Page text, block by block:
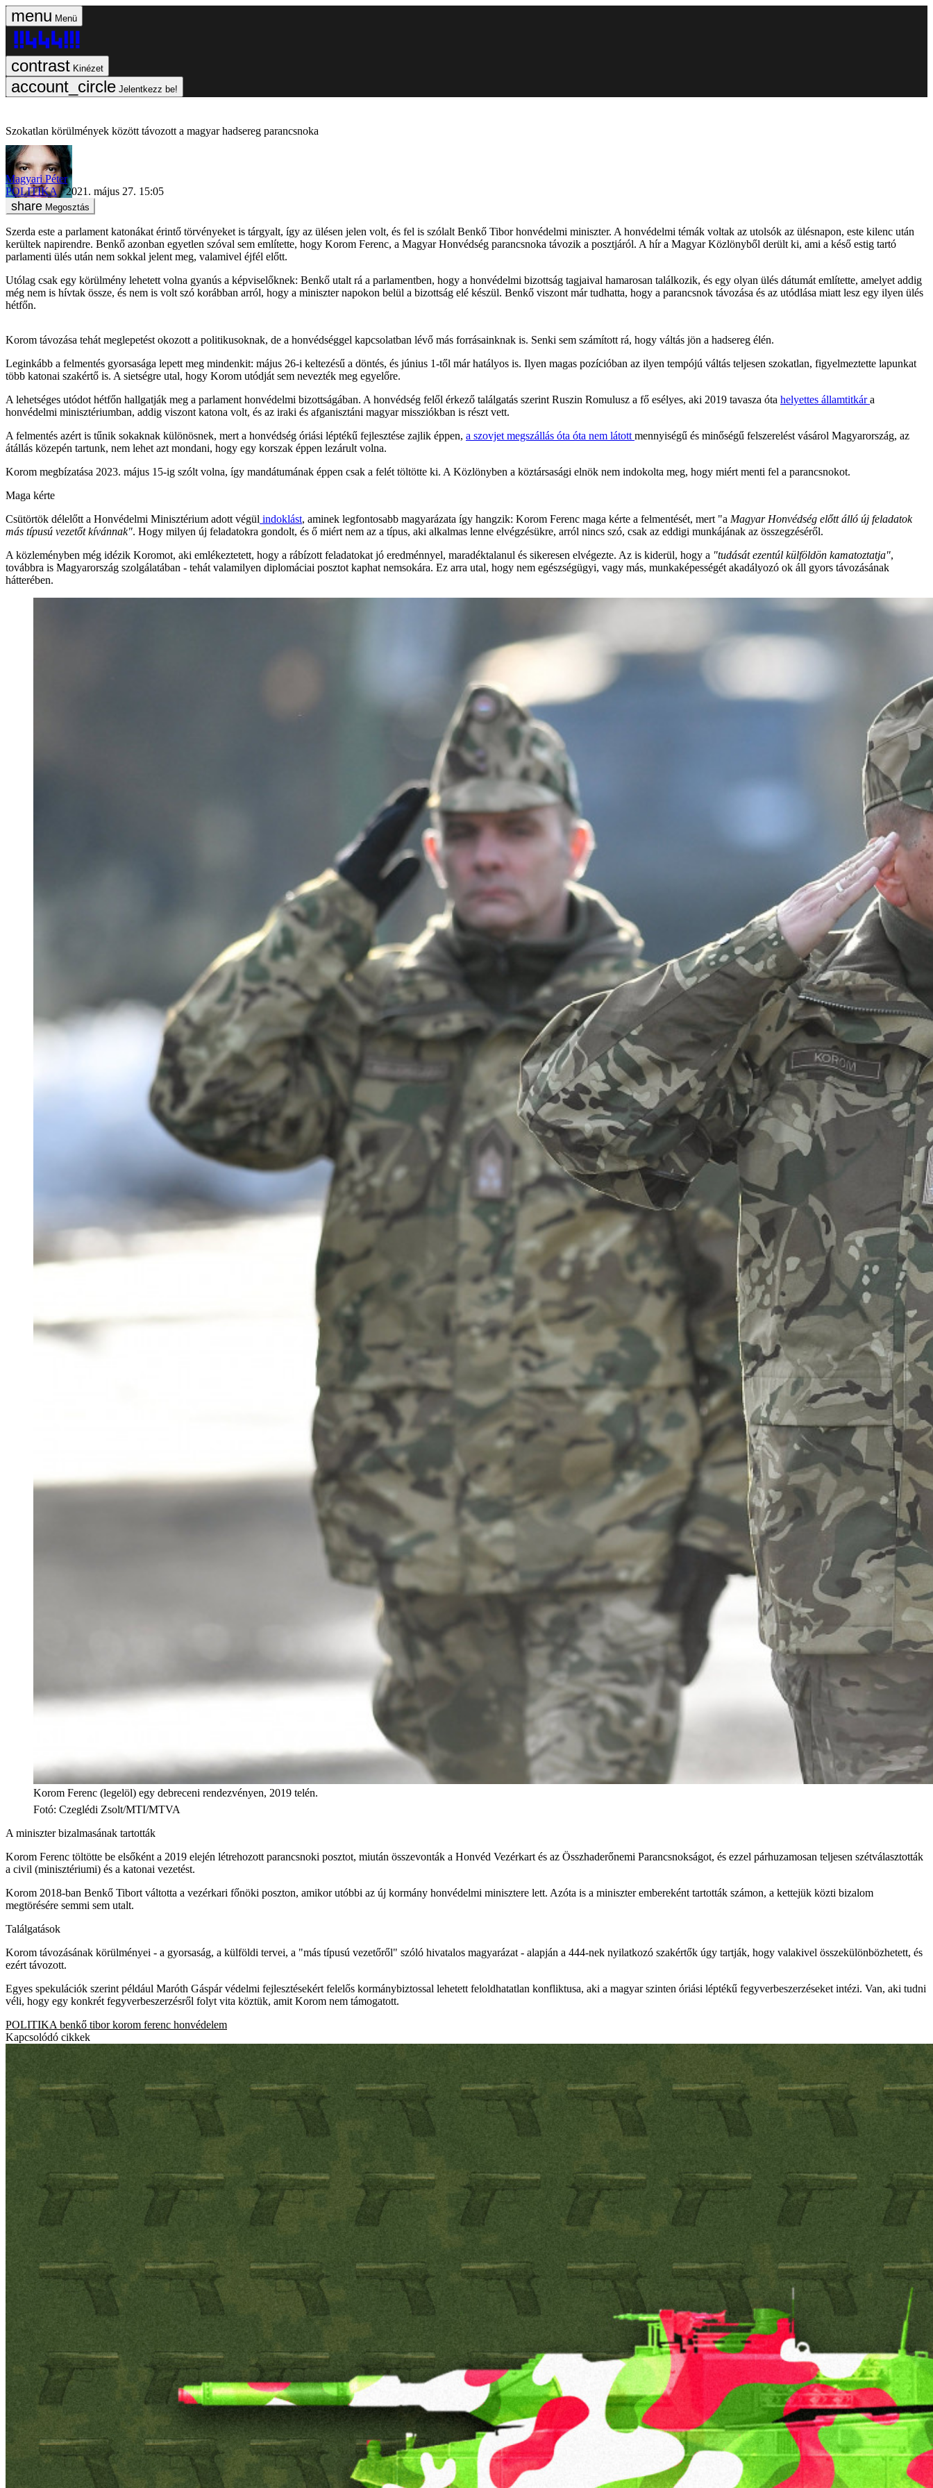
Menü
Kinézet
Jelentkezz be!
Szokatlan körülmények között távozott a magyar hadsereg parancsnoka
Magyari Péter
POLITIKA
2021. május 27. 15:05
Megosztás
Szerda este a parlament katonákat érintő törvényeket is tárgyalt, így az ülésen jelen volt, és fel is szólalt Benkő Tibor honvédelmi miniszter. A honvédelmi témák voltak az utolsók az ülésnapon, este kilenc után
kerültek napirendre. Benkő azonban egyetlen szóval sem említette, hogy Korom Ferenc, a Magyar Honvédség parancsnoka távozik a posztjáról. A hír a Magyar Közlönyből derült ki, ami a késő estig tartó
parlamenti ülés után nem sokkal jelent meg, valamivel éjfél előtt.
Utólag csak egy körülmény lehetett volna gyanús a képviselőknek: Benkő utalt rá a parlamentben, hogy a honvédelmi bizottság tagjaival hamarosan találkozik, és egy olyan ülés dátumát említette, amelyet addig
még nem is hívtak össze, és nem is volt szó korábban arról, hogy a miniszter napokon belül a bizottság elé készül. Benkő viszont már tudhatta, hogy a parancsnok távozása és az utódlása miatt lesz egy ilyen ülés
hétfőn.
Korom távozása tehát meglepetést okozott a politikusoknak, de a honvédséggel kapcsolatban lévő más forrásainknak is. Senki sem számított rá, hogy váltás jön a hadsereg élén.
Leginkább a felmentés gyorsasága lepett meg mindenkit: május 26-i keltezésű a döntés, és június 1-től már hatályos is. Ilyen magas pozícióban az ilyen tempójú váltás teljesen szokatlan, figyelmeztette lapunkat
több katonai szakértő is. A sietségre utal, hogy Korom utódját sem nevezték meg egyelőre.
A lehetséges utódot hétfőn hallgatják meg a parlament honvédelmi bizottságában. A honvédség felől érkező találgatás szerint Ruszin Romulusz a fő esélyes, aki 2019 tavasza óta helyettes államtitkára
honvédelmi minisztériumban, addig viszont katona volt, és az iraki és afganisztáni magyar missziókban is részt vett.
A felmentés azért is tűnik sokaknak különösnek, mert a honvédség óriási léptékű fejlesztése zajlik éppen, a szovjet megszállás óta óta nem látott mennyiségű és minőségű felszerelést vásárol Magyarország, az
átállás közepén tartunk, nem lehet azt mondani, hogy egy korszak éppen lezárult volna.
Korom megbízatása 2023. május 15-ig szólt volna, így mandátumának éppen csak a felét töltötte ki. A Közlönyben a köztársasági elnök nem indokolta meg, hogy miért menti fel a parancsnokot.
Maga kérte
Csütörtök délelőtt a Honvédelmi Minisztérium adott végül indoklást, aminek legfontosabb magyarázata így hangzik: Korom Ferenc maga kérte a felmentését, mert "a Magyar Honvédség előtt álló új feladatok
más típusú vezetőt kívánnak". Hogy milyen új feladatokra gondolt, és ő miért nem az a típus, aki alkalmas lenne elvégzésükre, arról nincs szó, csak az eddigi munkájának az összegzéséről.
A közleményben még idézik Koromot, aki emlékeztetett, hogy a rábízott feladatokat jó eredménnyel, maradéktalanul és sikeresen elvégezte. Az is kiderül, hogy a "tudását ezentúl külföldön kamatoztatja",
továbbra is Magyarország szolgálatában - tehát valamilyen diplomáciai posztot kaphat nemsokára. Ez arra utal, hogy nem egészségügyi, vagy más, munkaképességét akadályozó ok áll gyors távozásának
hátterében.
Korom Ferenc (legelöl) egy debreceni rendezvényen, 2019 telén.
Fotó: Czeglédi Zsolt/MTI/MTVA
A miniszter bizalmasának tartották
Korom Ferenc töltötte be elsőként a 2019 elején létrehozott parancsnoki posztot, miután összevonták a Honvéd Vezérkart és az Összhaderőnemi Parancsnokságot, és ezzel párhuzamosan teljesen szétválasztották
a civil (minisztériumi) és a katonai vezetést.
Korom 2018-ban Benkő Tibort váltotta a vezérkari főnöki poszton, amikor utóbbi az új kormány honvédelmi minisztere lett. Azóta is a miniszter embereként tartották számon, a kettejük közti bizalom
megtörésére semmi sem utalt.
Találgatások
Korom távozásának körülményei - a gyorsaság, a külföldi tervei, a "más típusú vezetőről" szóló hivatalos magyarázat - alapján a 444-nek nyilatkozó szakértők úgy tartják, hogy valakivel összekülönbözhetett, és
ezért távozott.
Egyes spekulációk szerint például Maróth Gáspár védelmi fejlesztésekért felelős kormánybiztossal lehetett feloldhatatlan konfliktusa, aki a magyar szinten óriási léptékű fegyverbeszerzéseket intézi. Van, aki tudni
véli, hogy egy konkrét fegyverbeszerzésről folyt vita köztük, amit Korom nem támogatott.
POLITIKA benkő tibor korom ferenc honvédelem
Kapcsolódó cikkek